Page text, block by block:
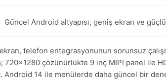
Güncel Android altyapısı, geniş ekran ve
telefon entegrasyonunun sorunsuz
720×1280 çözünürlükte 9 inç MIPI panel ile
Android 14 ile menülerde daha güncel bir